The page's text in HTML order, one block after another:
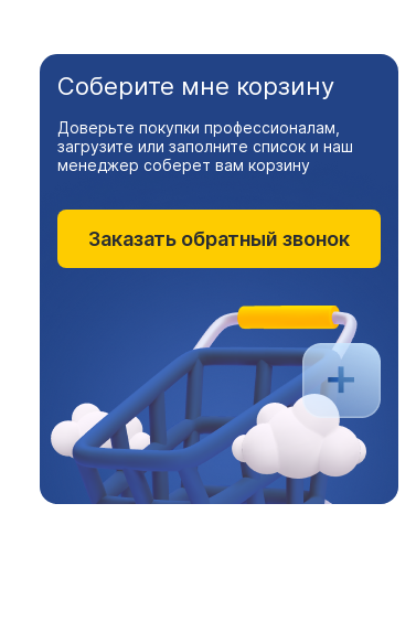
Соберите мне корзину
Доверьте покупки профессионалам,
загрузите или заполните список и наш
менеджер соберет вам корзину
Заказать обратный звонок